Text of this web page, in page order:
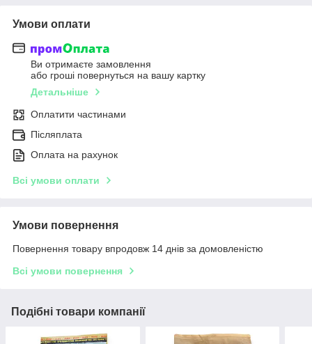
Умови оплати
Ви отримаєте замовлення
або гроші повернуться на вашу картку
Детальніше
Оплатити частинами
Післяплата
Оплата на рахунок
Всі умови оплати
Умови повернення
Повернення товару впродовж 14 днів за домовленістю
Всі умови повернення
Подібні товари компанії